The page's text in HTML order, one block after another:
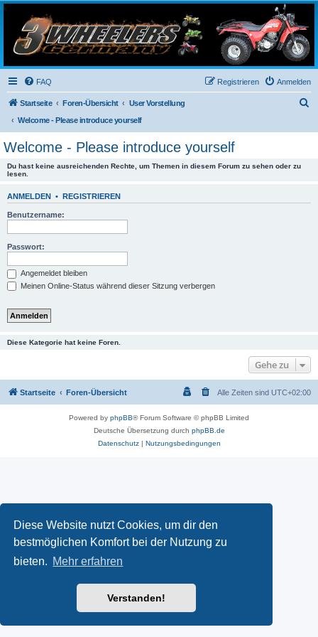
Diese Website nutzt Cookies, um dir den
bestmöglichen Komfort bei der Nutzung zu
bieten. Mehr erfahren
Verstanden!
3-Wheelers Germany
Honda, Yamaha, Kawasaki Trike
FAQ Anmelden
Registrieren
Startseite Foren-Übersicht
User Vorstellung
Welcome - Please introduce yourself
Welcome - Please introduce yourself
Du hast keine ausreichenden Rechte, um Themen in diesem Forum zu sehen oder zu
lesen.
ANMELDEN • REGISTRIEREN
Benutzername:
Passwort:
Angemeldet bleiben
Meinen Online-Status während dieser Sitzung verbergen
Diese Kategorie hat keine Foren.
Gehe zu
Startseite Foren-Übersicht Alle Zeiten sind UTC+02:00
Powered by phpBB® Forum Software © phpBB Limited
Deutsche Übersetzung durch phpBB.de
Datenschutz | Nutzungsbedingungen